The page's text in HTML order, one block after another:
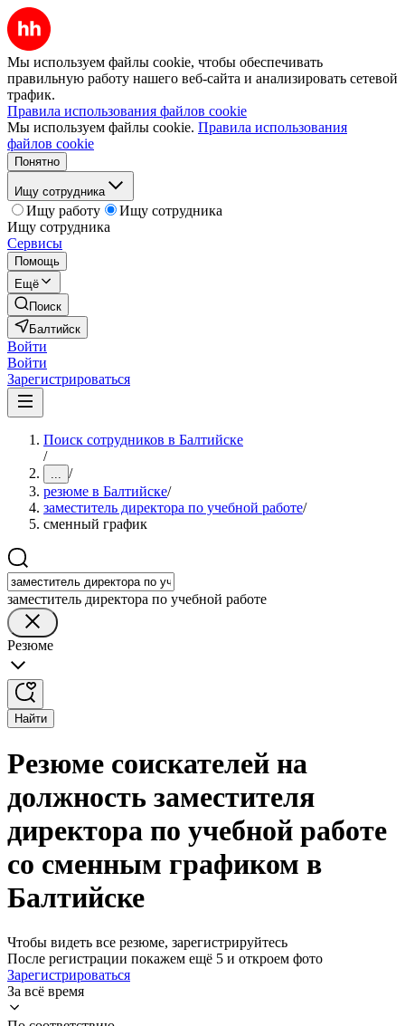
Мы используем файлы cookie, чтобы обеспечивать
правильную работу нашего веб-сайта и анализировать сетевой
трафик.
Правила использования файлов cookie
Мы используем файлы cookie. Правила использования
файлов cookie
Понятно
Ищу сотрудника
Ищу работу
Ищу сотрудника
Ищу сотрудника
Сервисы
Помощь
Ещё
Поиск
Балтийск
Войти
Войти
Зарегистрироваться
Поиск сотрудников в Балтийске
/
... /
резюме в Балтийске/
заместитель директора по учебной работе/
сменный график
заместитель директора по учебной работе
Резюме
Найти
Резюме соискателей на
должность заместителя
директора по учебной работе
со сменным графиком в
Балтийске
Чтобы видеть все резюме, зарегистрируйтесь
После регистрации покажем ещё 5 и откроем фото
Зарегистрироваться
За всё время